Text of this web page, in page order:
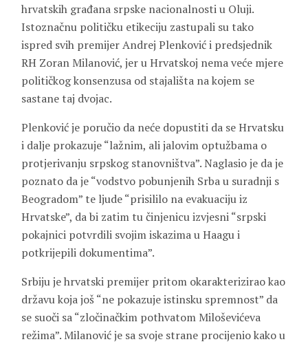
hrvatskih građana srpske nacionalnosti u Oluji.
Istoznačnu političku etikeciju zastupali su tako
ispred svih premijerAndrej Plenkovići predsjednik
RH Zoran Milanović, jer u Hrvatskoj nema veće mjere
političkog konsenzusa od stajališta na kojem se
sastane taj dvojac.
Plenković je poručio da neće dopustiti da se Hrvatsku
i dalje prokazuje “lažnim, ali jalovim optužbama o
protjerivanju srpskog stanovništva”. Naglasio je da je
poznato da je “vodstvo pobunjenih Srba u suradnji s
Beogradom” te ljude “prisililo na evakuaciju iz
Hrvatske”, da bi zatim tu činjenicu izvjesni “srpski
pokajnici potvrdili svojim iskazima u Haagu i
potkrijepili dokumentima”.
Srbiju je hrvatski premijer pritom okarakterizirao kao
državu koja još “ne pokazuje istinsku spremnost” da
se suoči sa “zločinačkim pothvatom Miloševićeva
režima”. Milanović je sa svoje strane procijenio kako u